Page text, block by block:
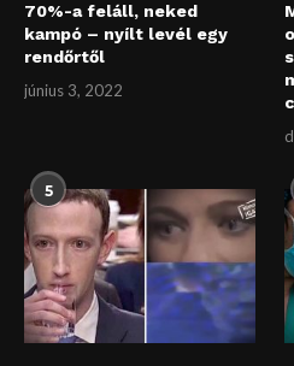
70%-a feláll, neked
kampó – nyílt levél egy
rendőrtől
június 3, 2022
5